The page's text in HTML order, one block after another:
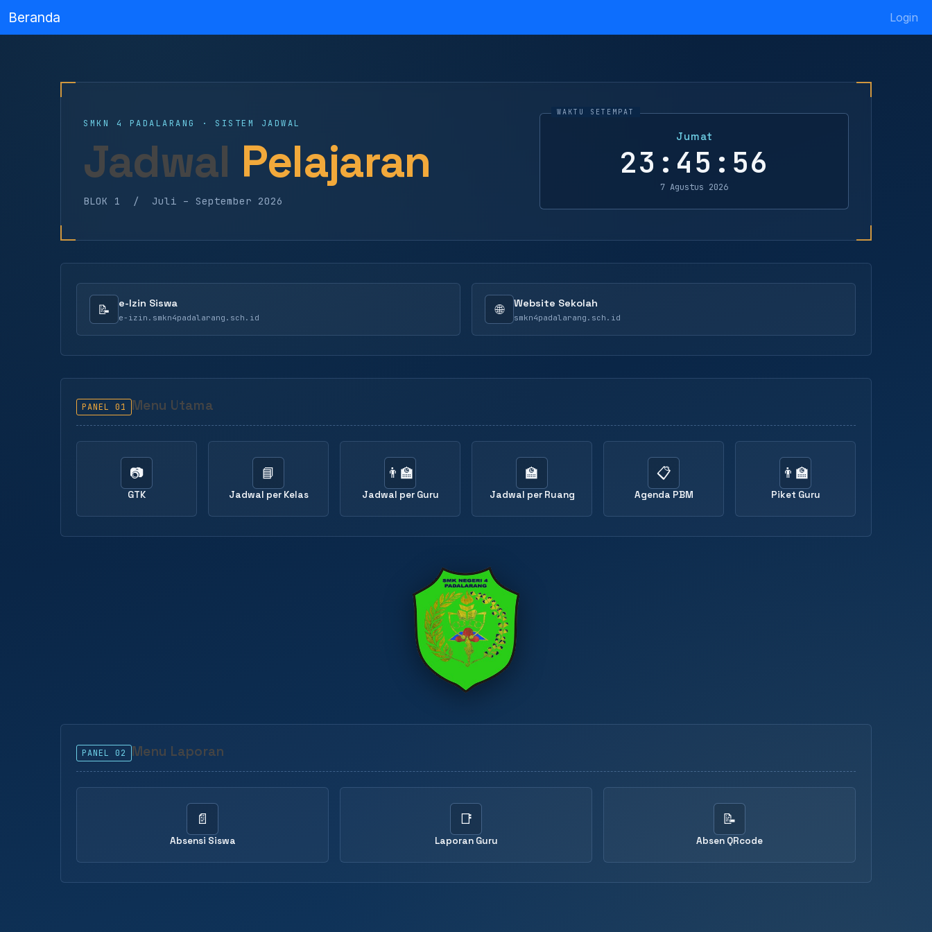
Beranda Login
SMKN 4 PADALARANG · SISTEM JADWAL
Jadwal Pelajaran
BLOK 1 / Juli – September 2026
Jumat
23:45:56
7 Agustus 2026
📝 e-Izin Siswa
e-izin.smkn4padalarang.sch.id
🌐 Website Sekolah
smkn4padalarang.sch.id
PANEL 01 Menu Utama
📷
GTK
📘
Jadwal per Kelas
👨‍🏫
Jadwal per Guru
🏫
Jadwal per Ruang
📋
Agenda PBM
👨‍🏫
Piket Guru
PANEL 02 Menu Laporan
📄
Absensi Siswa
📑
Laporan Guru
📝
Absen QRcode